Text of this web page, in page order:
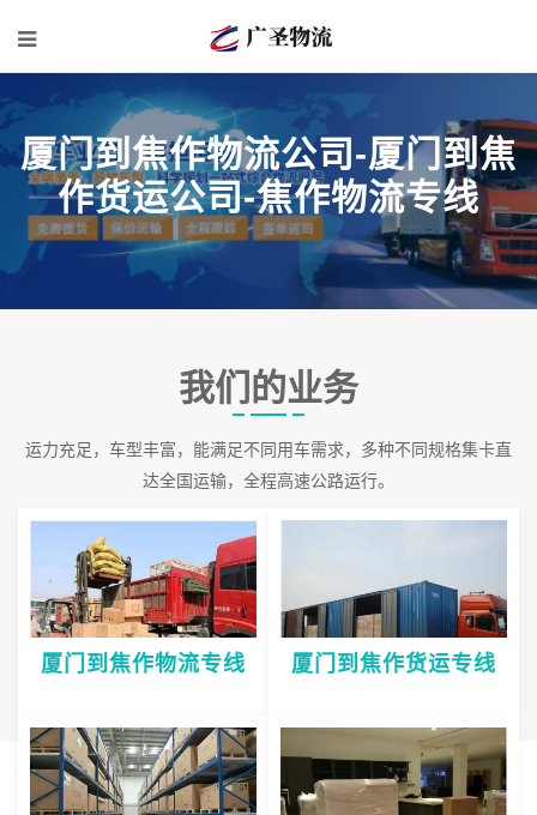
厦门到焦作物流公司-厦门到焦
作货运公司-焦作物流专线
我们的业务
运力充足，车型丰富，能满足不同用车需求，多种不同规格集卡直
达全国运输，全程高速公路运行。
厦门到焦作物流专线 厦门到焦作货运专线